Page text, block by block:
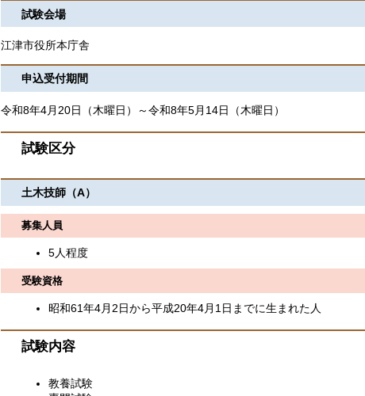
試験会場
江津市役所本庁舎
申込受付期間
令和8年4月20日（木曜日）～令和8年5月14日（木曜日）
試験区分
土木技師（A）
募集人員
5人程度
受験資格
昭和61年4月2日から平成20年4月1日までに生まれた人
試験内容
教養試験